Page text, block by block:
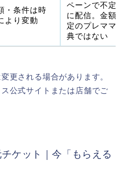
・条件は時
より変動
ペーンで不定
に配信。金額
定のプレママ
典ではない
更される場合があります。
公式サイトまたは店舗でご
ケット｜今「もらえる